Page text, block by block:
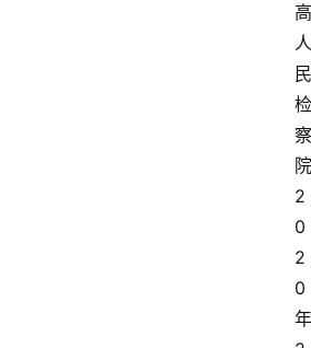
高
人
民
检
察
院
2
0
2
0
年